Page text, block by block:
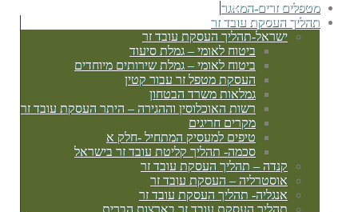
מטפלים זרים-המאגר
תהליך העסקת עובד זר
ישראל-תהליך העסקת עובד זר
ביטוח לאומי – גמלת סיעוד
ביטוח לאומי – גמלת שירותים מיוחדים
העסקת מטפל זר עבור קטין
גמלאות משרד הבטחון
רשות האוכלוסין וההגירה – היתר העסקת עובד זר
מקרים חריגים
טיפים למעסיק המתחיל -חלק א
סכמה- תהליך קליטת עובד זר בישראל
קנדה – תהליך העסקת עובד זר
אוסטרליה – העסקת עובד זר
אנגליה- תהליך העסקת עובד זר
תהליך העסקת עובד זר בארצות הברית